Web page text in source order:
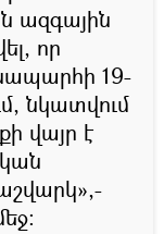
ազգային
որ
19-
նկատվում
վայր է